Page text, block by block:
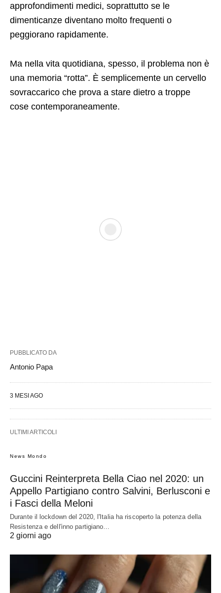
approfondimenti medici, soprattutto se le
dimenticanze diventano molto frequenti o
peggiorano rapidamente.
Ma nella vita quotidiana, spesso, il problema non è
una memoria “rotta”. È semplicemente un cervello
sovraccarico che prova a stare dietro a troppe
cose contemporaneamente.
PUBBLICATO DA
Antonio Papa
3 MESI AGO
ULTIMI ARTICOLI
News Mondo
Guccini Reinterpreta Bella Ciao nel 2020: un
Appello Partigiano contro Salvini, Berlusconi e
i Fasci della Meloni
Durante il lockdown del 2020, l'Italia ha riscoperto la potenza della
Resistenza e dell'inno partigiano…
2 giorni ago